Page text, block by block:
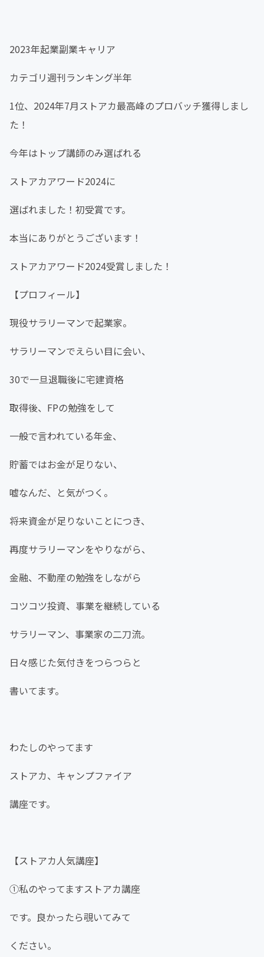
2023年起業副業キャリア
カテゴリ週刊ランキング半年
1位、2024年7月ストアカ最高峰のプロバッチ獲得しまし
た！
今年はトップ講師のみ選ばれる
ストアカアワード2024に
選ばれました！初受賞です。
本当にありがとうございます！
ストアカアワード2024受賞しました！
【プロフィール】
現役サラリーマンで起業家。
サラリーマンでえらい目に会い、
30で一旦退職後に宅建資格
取得後、FPの勉強をして
一般で言われている年金、
貯蓄ではお金が足りない、
嘘なんだ、と気がつく。
将来資金が足りないことにつき、
再度サラリーマンをやりながら、
金融、不動産の勉強をしながら
コツコツ投資、事業を継続している
サラリーマン、事業家の二刀流。
日々感じた気付きをつらつらと
書いてます。
わたしのやってます
ストアカ、キャンプファイア
講座です。
【ストアカ人気講座】
①私のやってますストアカ講座
です。良かったら覗いてみて
ください。